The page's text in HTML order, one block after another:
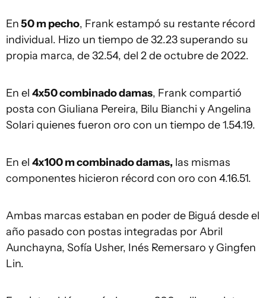
En50 m pecho, Frank estampó su restante récord
individual. Hizo un tiempo de 32.23 superando su
propia marca, de 32.54, del 2 de octubre de 2022.
En el 4x50 combinado damas, Frank compartió
posta con Giuliana Pereira, Bilu Bianchi y Angelina
Solari quienes fueron oro con un tiempo de 1.54.19.
En el 4x100 m combinado damas, las mismas
componentes hicieron récord con oro con 4.16.51.
Ambas marcas estaban en poder de Biguá desde el
año pasado con postas integradas por Abril
Aunchayna, Sofía Usher, Inés Remersaro y Gingfen
Lin.